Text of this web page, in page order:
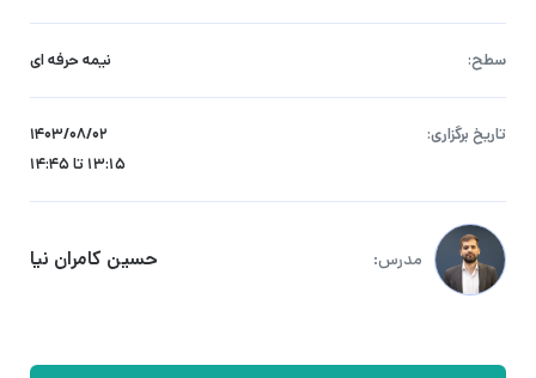
سطح: نیمه حرفه ای
تاریخ برگزاری:
۱۴۰۳/۰۸/۰۲
13:15 تا 14:45
مدرس: حسین کامران نیا